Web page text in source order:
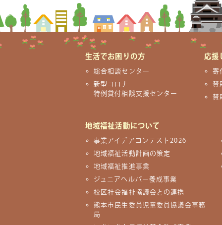
生活でお困りの方
総合相談センター
新型コロナ
特例貸付相談支援センター
応援
寄
賛
賛
地域福祉活動について
事業アイデアコンテスト2026
地域福祉活動計画の策定
地域福祉推進事業
ジュニアヘルパー養成事業
校区社会福祉協議会との連携
熊本市民生委員児童委員協議会事務
局